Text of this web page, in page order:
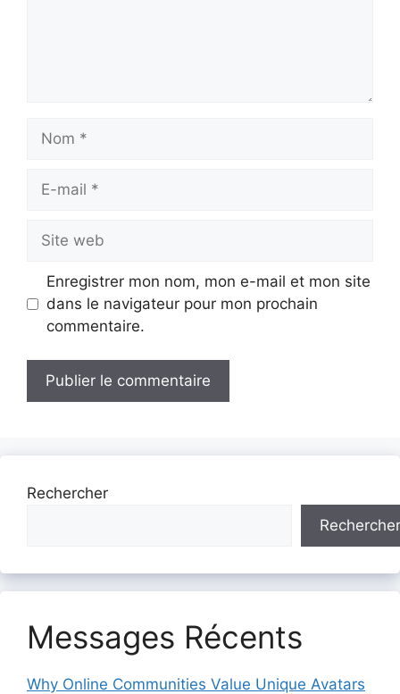
mail
web
Enregistrer mon nom, mon e-mail et mon site
dans le navigateur pour mon prochain
commentaire.
Rechercher
Rechercher
Messages Récents
Why Online Communities Value Unique Avatars